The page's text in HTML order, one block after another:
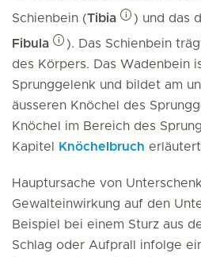
Schienbein (Tibia
) und das
Fibula
). Das Schienbein
des Körpers. Das Wadenbein
Sprunggelenk und bildet am
äusseren Knöchel des
Knöchel im Bereich des
Kapitel
Knöchelbruch
Hauptursache von
Gewalteinwirkung auf den
Beispiel bei einem Sturz aus
Schlag oder Aufprall infolge